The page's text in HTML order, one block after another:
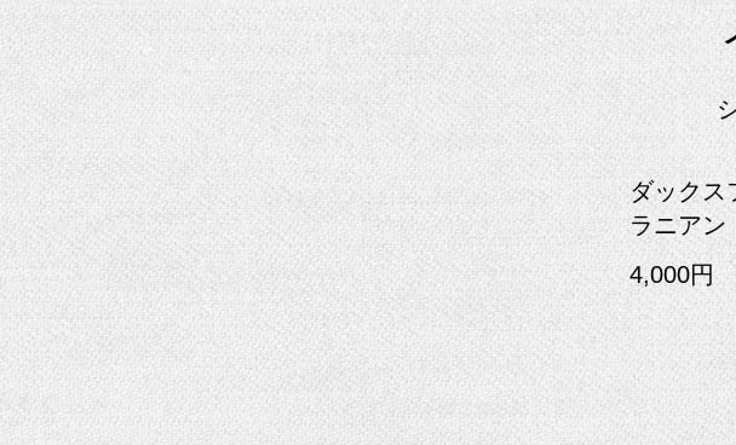
ダックス
ラニアン
4,000円